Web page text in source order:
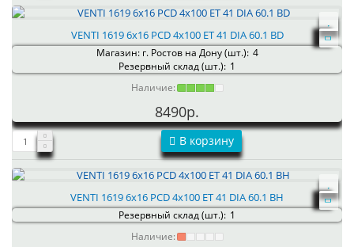
VENTI 1619 6x16 PCD 4x100 ET 41 DIA 60.1 BD
Магазин: г. Ростов на Дону (шт.): 4
Резервный склад (шт.): 1
Наличие:
8490р.
В корзину
VENTI 1619 6x16 PCD 4x100 ET 41 DIA 60.1 BH
Резервный склад (шт.): 1
Наличие: